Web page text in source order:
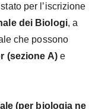
per l’iscrizione
dei Biologi, a
che possono
(sezione A)e
(per biologia ne